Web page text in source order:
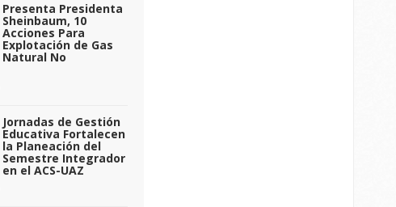
Presenta Presidenta
Sheinbaum, 10
Acciones Para
Explotación de Gas
Natural No
Jornadas de Gestión
Educativa Fortalecen
la Planeación del
Semestre Integrador
en el ACS-UAZ